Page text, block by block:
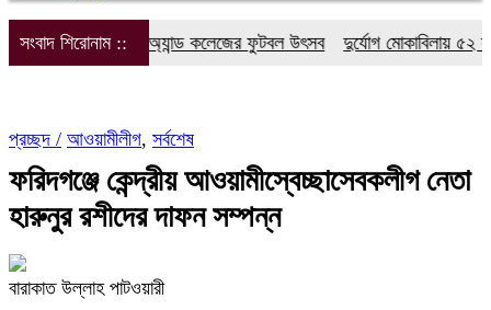
সংবাদ শিরোনাম ::
আইডিয়াল স্কুল অ্যান্ড কলেজের ফুটবল উৎসব দুর্যোগ মোকাবিলায় ৫২
প্রচ্ছদ / আওয়ামীলীগ, সর্বশেষ
ফরিদগঞ্জে কেন্দ্রীয় আওয়ামীস্বেচ্ছাসেবকলীগ নেতা
হারুনুর রশীদের দাফন সম্পন্ন
বারাকাত উল্লাহ পাটওয়ারী